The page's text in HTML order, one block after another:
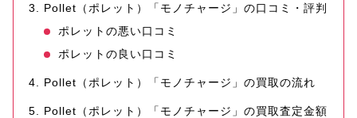
Pollet（ポレット）「モノチャージ」の口コミ・評判
ポレットの悪い口コミ
ポレットの良い口コミ
Pollet（ポレット）「モノチャージ」の買取の流れ
Pollet（ポレット）「モノチャージ」の買取査定金額